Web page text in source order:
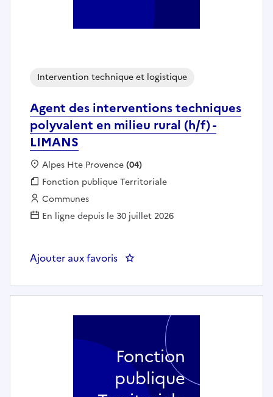
Agent des interventions techniques
polyvalent en milieu rural (h/f) -
LIMANS
Intervention technique et logistique
Localisation :
Alpes Hte Provence(04)
Fonction publique :
Fonction publique Territoriale
Employeur :
Communes
En ligne depuis le 30 juillet 2026
Ajouter aux favoris : Agent des interventions
Fonction
publique